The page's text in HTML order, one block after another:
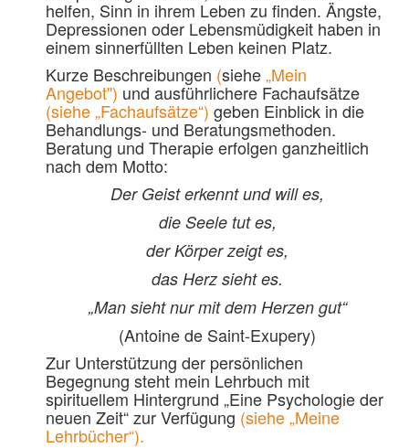
helfen, Sinn in ihrem Leben zu finden. Ängste,
Depressionen oder Lebensmüdigkeit haben in
einem sinnerfüllten Leben keinen Platz.
Kurze Beschreibungen (siehe„Mein
Angebot") und ausführlichere Fachaufsätze
(siehe „Fachaufsätze“) geben Einblick in die
Behandlungs- und Beratungsmethoden.
Beratung und Therapie erfolgen ganzheitlich
nach dem Motto:
Der Geist erkennt und will es,
die Seele tut es,
der Körper zeigt es,
das Herz sieht es.
„Man sieht nur mit dem Herzen gut“
(Antoine de Saint-Exupery)
Zur Unterstützung der persönlichen
Begegnung steht mein Lehrbuch mit
spirituellem Hintergrund „Eine Psychologie der
neuen Zeit“ zur Verfügung (siehe „Meine
Lehrbücher“).